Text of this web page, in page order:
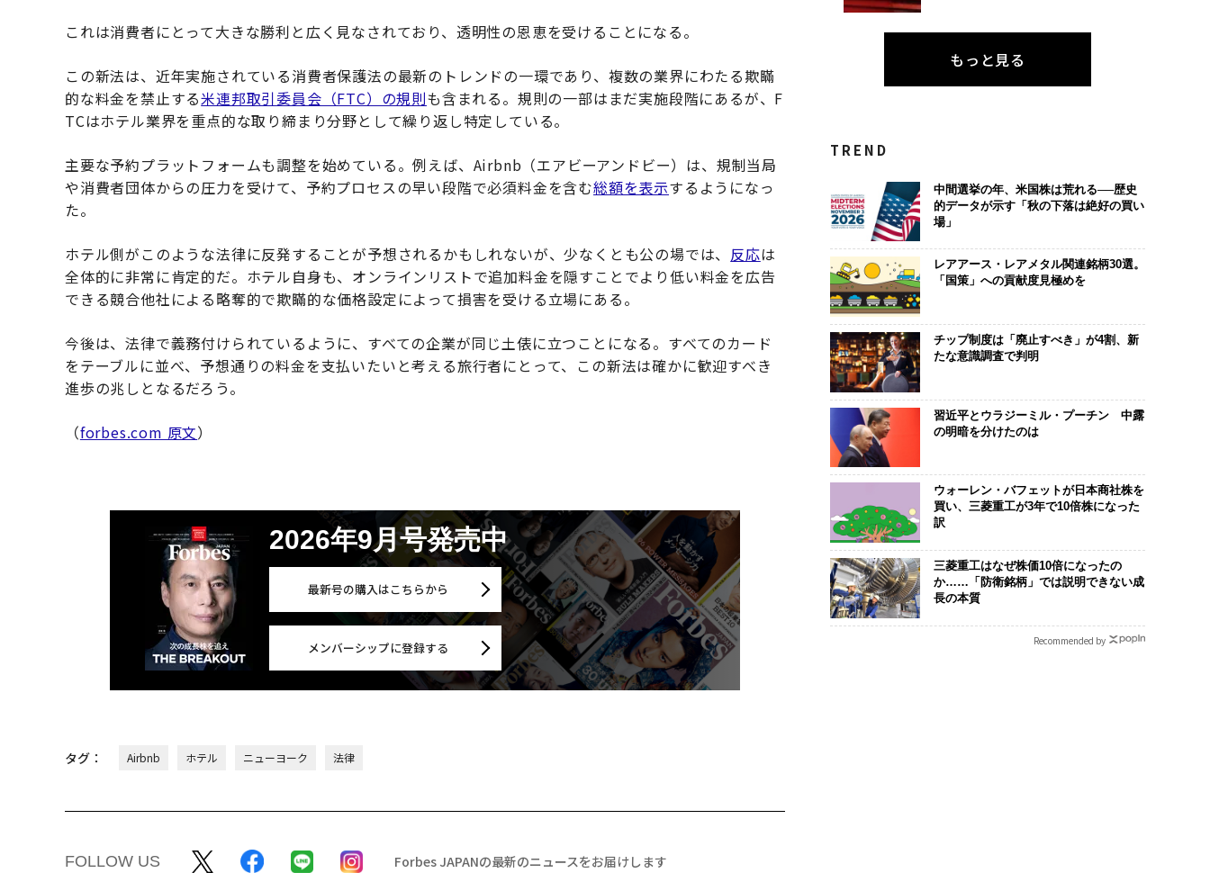
これは消費者にとって大きな勝利と広く見なされており、透明性の恩恵を受けることになる。
この新法は、近年実施されている消費者保護法の最新のトレンドの一環であり、複数の業界にわたる欺瞞
的な料金を禁止する米連邦取引委員会（FTC）の規則も含まれる。規則の一部はまだ実施段階にあるが、F
TCはホテル業界を重点的な取り締まり分野として繰り返し特定している。
主要な予約プラットフォームも調整を始めている。例えば、Airbnb（エアビーアンドビー）は、規制当局
や消費者団体からの圧力を受けて、予約プロセスの早い段階で必須料金を含む総額を表示するようになっ
た。
ホテル側がこのような法律に反発することが予想されるかもしれないが、少なくとも公の場では、 反応は
全体的に非常に肯定的だ。ホテル自身も、オンラインリストで追加料金を隠すことでより低い料金を広告
できる競合他社による略奪的で欺瞞的な価格設定によって損害を受ける立場にある。
今後は、法律で義務付けられているように、すべての企業が同じ土俵に立つことになる。すべてのカード
をテーブルに並べ、予想通りの料金を支払いたいと考える旅行者にとって、この新法は確かに歓迎すべき
進歩の兆しとなるだろう。
（forbes.com 原文）
2026年9月号発売中
最新号の購入はこちらから
メンバーシップに登録する
タグ： Airbnb ホテル ニューヨーク 法律
FOLLOW US Forbes JAPANの最新のニュースをお届けします
もっと見る
TREND
中間選挙の年、米国株は荒れる──歴史
的データが示す「秋の下落は絶好の買い
場」
レアアース・レアメタル関連銘柄30選。
「国策」への貢献度見極めを
チップ制度は「廃止すべき」が4割、新
たな意識調査で判明
習近平とウラジーミル・プーチン 中露
の明暗を分けたのは
ウォーレン・バフェットが日本商社株を
買い、三菱重工が3年で10倍株になった
訳
三菱重工はなぜ株価10倍になったの
か……「防衛銘柄」では説明できない成
長の本質
Recommended by